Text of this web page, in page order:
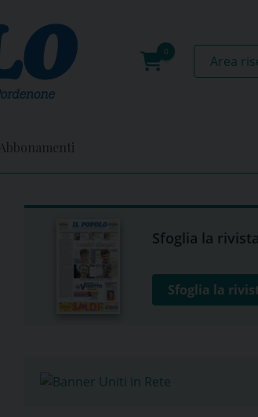
0
Area
Abbonamenti
Sfoglia la
Sfoglia la